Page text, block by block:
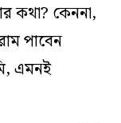
কথা? কেননা,
পাবেন
এমনই